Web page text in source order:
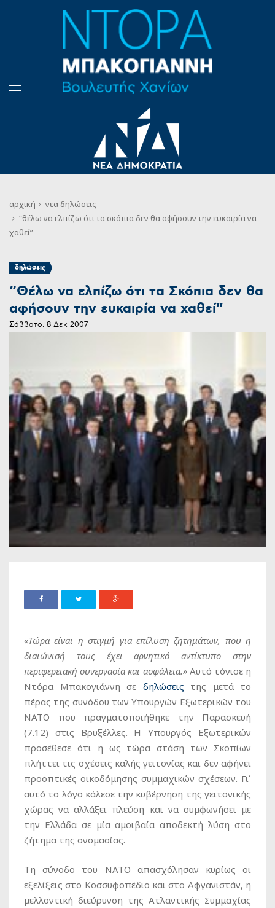
αρχική νεα δηλώσεις
“θέλω να ελπίζω ότι τα σκόπια δεν θα αφήσουν την ευκαιρία να
χαθεί”
δηλώσεις
“Θέλω να ελπίζω ότι τα Σκόπια δεν θα
αφήσουν την ευκαιρία να χαθεί”
Σάββατο, 8 Δεκ 2007
«Τώρα είναι η στιγμή για επίλυση ζητημάτων, που η
διαιώνισή τους έχει αρνητικό αντίκτυπο στην
περιφερειακή συνεργασία και ασφάλεια.»Αυτό τόνισε η
Ντόρα Μπακογιάννη σε δηλώσεις της μετά το
πέρας της συνόδου των Υπουργών Εξωτερικών του
ΝΑΤΟ που πραγματοποιήθηκε την Παρασκευή
(7.12) στις Βρυξέλλες. Η Υπουργός Εξωτερικών
προσέθεσε ότι η ως τώρα στάση των Σκοπίων
πλήττει τις σχέσεις καλής γειτονίας και δεν αφήνει
προοπτικές οικοδόμησης συμμαχικών σχέσεων. Γι΄
αυτό το λόγο κάλεσε την κυβέρνηση της γειτονικής
χώρας να αλλάξει πλεύση και να συμφωνήσει με
την Ελλάδα σε μία αμοιβαία αποδεκτή λύση στο
ζήτημα της ονομασίας.
Τη σύνοδο του ΝΑΤΟ απασχόλησαν κυρίως οι
εξελίξεις στο Κοσσυφοπέδιο και στο Αφγανιστάν, η
μελλοντική διεύρυνση της Ατλαντικής Συμμαχίας